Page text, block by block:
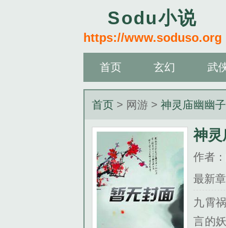
Sodu小说
https://www.soduso.org
首页 玄幻 武
首页 > 网游 >神灵庙幽幽子
神灵
作者：
最新
九霄
言的